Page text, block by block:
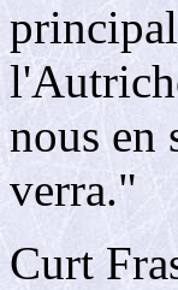
nous en
verra."
Curt